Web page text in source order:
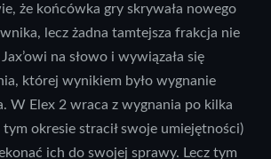
że końcówka gry skrywała nowego
lecz żadna tamtejsza frakcja nie
na słowo i wywiązała się
której wynikiem było wygnanie
W Elex 2 wraca z wygnania po kilka
okresie stracił swoje umiejętności)
ich do swojej sprawy. Lecz tym